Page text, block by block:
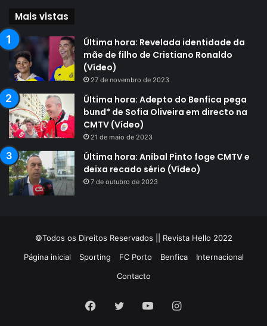
Mais vistas
Última hora: Revelada identidade da
mãe de filho de Cristiano Ronaldo
(Vídeo)
27 de novembro de 2023
Última hora: Adepto do Benfica pega
bund* de Sofia Oliveira em directo na
CMTV (Vídeo)
21 de maio de 2023
Última hora: Aníbal Pinto foge CMTV e
deixa recado sério (Vídeo)
7 de outubro de 2023
©Todos os Direitos Reservados || Revista Hello 2022
Página inicial
Sporting FC Porto Benfica
Internacional
Contacto
Facebook
TwitterYouTubeInstagram